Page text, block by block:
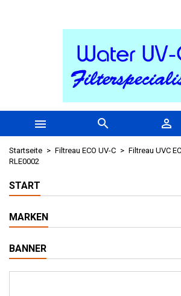
  
Startseite Filtreau ECO UV-C
Filtreau UVC
RLE0002
START
MARKEN
BANNER